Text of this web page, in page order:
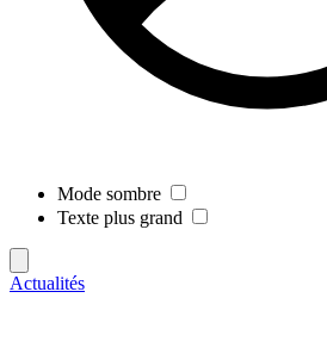
Mode sombre
Texte plus grand
Actualités